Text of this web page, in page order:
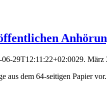
06-29T12:11:22+02:0029. März
aus dem 64-seitigen Papier vor.